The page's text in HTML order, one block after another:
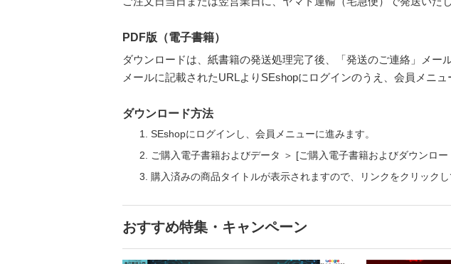
PDF版（電子書籍）
ダウンロードは、紙書籍の発送処理完了後、「発送のご連絡」メー
メールに記載されたURLよりSEshopにログインのうえ、会員メニュ
ダウンロード方法
SEshopにログインし、会員メニューに進みます。
ご購入電子書籍およびデータ ＞ [ご購入電子書籍およびダウンロー
購入済みの商品タイトルが表示されますので、リンクをクリックし
おすすめ特集・キャンペーン